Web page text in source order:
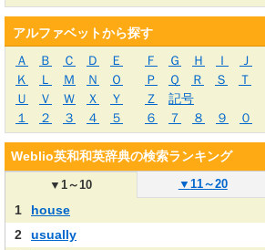
アルファベットから探す
Ａ
Ｂ Ｃ Ｄ Ｅ Ｆ Ｇ Ｈ Ｉ
Ｊ
Ｋ
Ｌ Ｍ Ｎ Ｏ Ｐ Ｑ Ｒ Ｓ
Ｔ
Ｕ
Ｖ Ｗ Ｘ Ｙ Ｚ
記号
１
２ ３ ４ ５ ６ ７ ８ ９ ０
Weblio英和和英辞典の検索ランキング
▼1～10 ▼ 11～20
1
house
2
usually